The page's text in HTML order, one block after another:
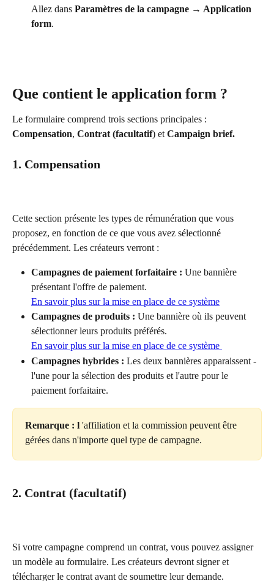
Allez dans Paramètres de la campagne → Application
form.
Que contient le application form ?
Le formulaire comprend trois sections principales :
Compensation, Contrat (facultatif) et Campaign brief.
1. Compensation
Cette section présente les types de rémunération que vous
proposez, en fonction de ce que vous avez sélectionné
précédemment. Les créateurs verront :
Campagnes de paiement forfaitaire : Une bannière
présentant l'offre de paiement.
En savoir plus sur la mise en place de ce système
Campagnes de produits : Une bannière où ils peuvent
sélectionner leurs produits préférés.
En savoir plus sur la mise en place de ce système
Campagnes hybrides : Les deux bannières apparaissent -
l'une pour la sélection des produits et l'autre pour le
paiement forfaitaire.
Remarque : l 'affiliation et la commission peuvent être
gérées dans n'importe quel type de campagne.
2. Contrat (facultatif)
Si votre campagne comprend un contrat, vous pouvez assigner
un modèle au formulaire. Les créateurs devront signer et
télécharger le contrat avant de soumettre leur demande.